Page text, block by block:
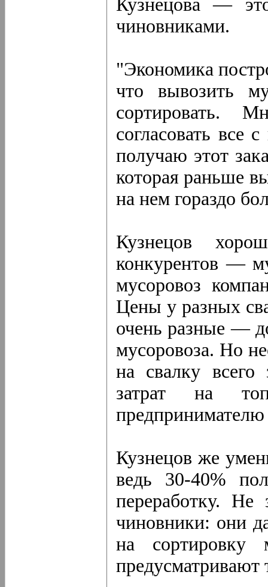
Кузнецова —
чиновниками.
"Экономика
что вывозить
сортировать.
согласовать все
получаю этот
которая раньше
на нем гораздо
Кузнецов
конкурентов —
мусоровоз
Цены у разных
очень разные —
мусоровоза. Но
на свалку
затрат на
предпринимателю
Кузнецов же
ведь 30-40%
переработку. Не
чиновники: они
на сортировку
предусматривают